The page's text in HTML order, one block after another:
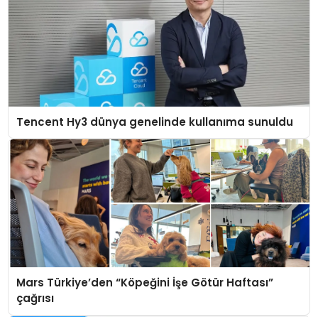
Tencent Hy3 dünya genelinde kullanıma sunuldu
Mars Türkiye’den “Köpeğini İşe Götür Haftası”
çağrısı